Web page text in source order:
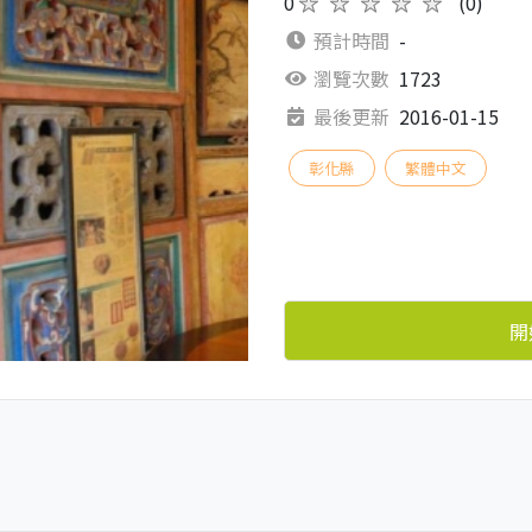
預計時間 -
瀏覽次數 1723
最後更新 2016-01-15
彰化縣 繁體中文